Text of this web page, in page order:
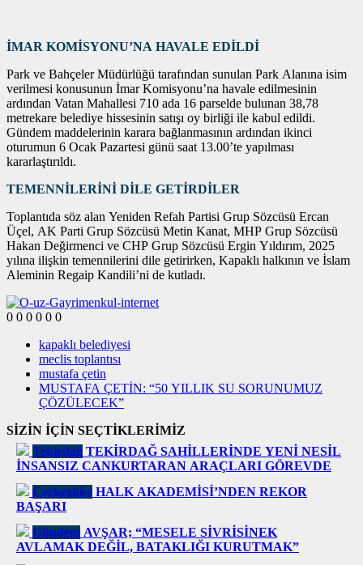
İMAR KOMİSYONU’NA HAVALE EDİLDİ
Park ve Bahçeler Müdürlüğü tarafından sunulan Park Alanına isim
verilmesi konusunun İmar Komisyonu’na havale edilmesinin
ardından Vatan Mahallesi 710 ada 16 parselde bulunan 38,78
metrekare belediye hissesinin satışı oy birliği ile kabul edildi.
Gündem maddelerinin karara bağlanmasının ardından ikinci
oturumun 6 Ocak Pazartesi günü saat 13.00’te yapılması
kararlaştırıldı.
TEMENNİLERİNİ DİLE GETİRDİLER
Toplantıda söz alan Yeniden Refah Partisi Grup Sözcüsü Ercan
Üçel, AK Parti Grup Sözcüsü Metin Kanat, MHP Grup Sözcüsü
Hakan Değirmenci ve CHP Grup Sözcüsü Ergin Yıldırım, 2025
yılına ilişkin temennilerini dile getirirken, Kapaklı halkının ve İslam
Aleminin Regaip Kandili’ni de kutladı.
0 0 0 0 0 0
kapaklı belediyesi
meclis toplantısı
mustafa çetin
MUSTAFA ÇETİN: “50 YILLIK SU SORUNUMUZ
ÇÖZÜLECEK”
SİZİN İÇİN SEÇTİKLERİMİZ
Tekirdağ TEKİRDAĞ SAHİLLERİNDE YENİ NESİL
İNSANSIZ CANKURTARAN ARAÇLARI GÖREVDE
Çerkezköy HALK AKADEMİSİ’NDEN REKOR
BAŞARI
Gündem AVŞAR; “MESELE SİVRİSİNEK
AVLAMAK DEĞİL, BATAKLIĞI KURUTMAK”